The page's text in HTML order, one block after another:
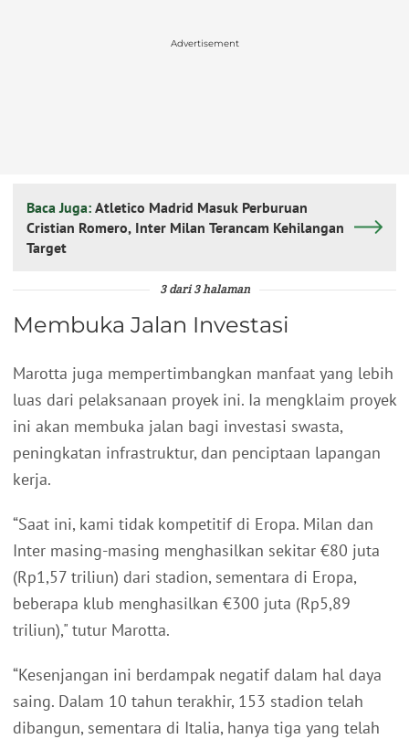
Advertisement
Baca Juga: Atletico Madrid Masuk Perburuan
Cristian Romero, Inter Milan Terancam Kehilangan
Target
3 dari 3 halaman
Membuka Jalan Investasi
Marotta juga mempertimbangkan manfaat yang lebih
luas dari pelaksanaan proyek ini. Ia mengklaim proyek
ini akan membuka jalan bagi investasi swasta,
peningkatan infrastruktur, dan penciptaan lapangan
kerja.
“Saat ini, kami tidak kompetitif di Eropa. Milan dan
Inter masing-masing menghasilkan sekitar €80 juta
(Rp1,57 triliun) dari stadion, sementara di Eropa,
beberapa klub menghasilkan €300 juta (Rp5,89
triliun)," tutur Marotta.
“Kesenjangan ini berdampak negatif dalam hal daya
saing. Dalam 10 tahun terakhir, 153 stadion telah
dibangun, sementara di Italia, hanya tiga yang telah